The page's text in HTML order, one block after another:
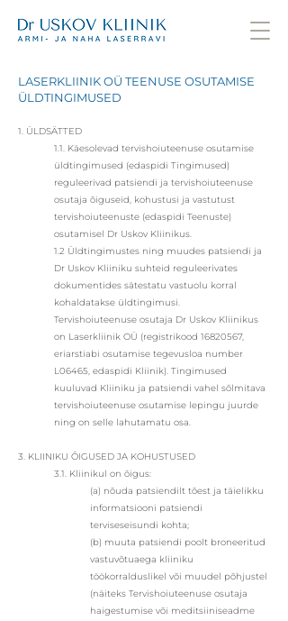
LASERKLIINIK OÜ TEENUSE OSUTAMISE
ÜLDTINGIMUSED
1. ÜLDSÄTTED
1.1. Käesolevad tervishoiuteenuse osutamise
üldtingimused (edaspidi Tingimused)
reguleerivad patsiendi ja tervishoiuteenuse
osutaja õiguseid, kohustusi ja vastutust
tervishoiuteenuste (edaspidi Teenuste)
osutamisel Dr Uskov Kliinikus.
1.2 Üldtingimustes ning muudes patsiendi ja
Dr Uskov Kliiniku suhteid reguleerivates
dokumentides sätestatu vastuolu korral
kohaldatakse üldtingimusi.
Tervishoiuteenuse osutaja Dr Uskov Kliinikus
on Laserkliinik OÜ (registrikood 16820567,
eriarstiabi osutamise tegevusloa number
L06465, edaspidi Kliinik). Tingimused
kuuluvad Kliiniku ja patsiendi vahel sõlmitava
tervishoiuteenuse osutamise lepingu juurde
ning on selle lahutamatu osa.
3. KLIINIKU ÕIGUSED JA KOHUSTUSED
3.1. Kliinikul on õigus:
(a) nõuda patsiendilt tõest ja täielikku
informatsiooni patsiendi
terviseseisundi kohta;
(b) muuta patsiendi poolt broneeritud
vastuvõtuaega kliiniku
töökorralduslikel või muudel põhjustel
(näiteks Tervishoiuteenuse osutaja
haigestumise või meditsiiniseadme